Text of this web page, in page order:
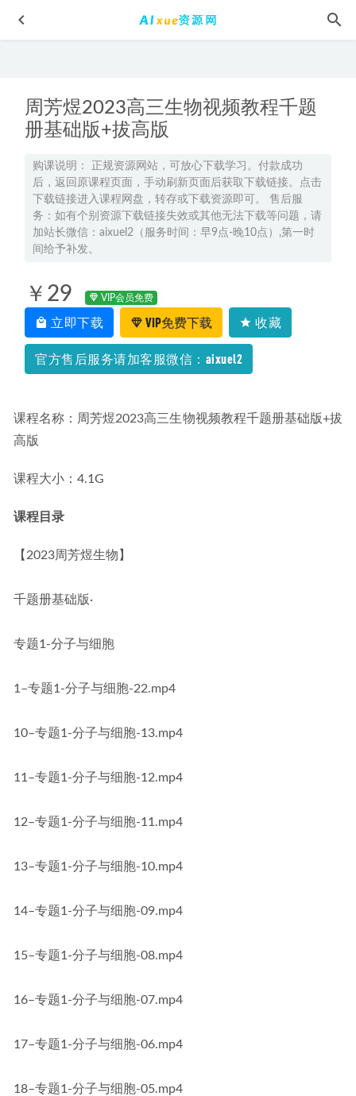
周芳煜2023高三生物视频教程千题
册基础版+拔高版
购课说明： 正规资源网站，可放心下载学习。付款成功
后，返回原课程页面，手动刷新页面后获取下载链接。点击
下载链接进入课程网盘，转存或下载资源即可。 售后服
务：如有个别资源下载链接失效或其他无法下载等问题，请
加站长微信：aixuel2（服务时间：早9点-晚10点）,第一时
间给予补发。
￥29 VIP会员免费
立即下载 VIP免费下载 收藏
官方售后服务请加客服微信：aixuel2
课程名称：周芳煜2023高三生物视频教程千题册基础版+拔
高版
课程大小：4.1G
课程目录
【2023周芳煜生物】
千题册基础版·
专题1-分子与细胞
1–专题1-分子与细胞-22.mp4
10–专题1-分子与细胞-13.mp4
11–专题1-分子与细胞-12.mp4
12–专题1-分子与细胞-11.mp4
13–专题1-分子与细胞-10.mp4
14–专题1-分子与细胞-09.mp4
15–专题1-分子与细胞-08.mp4
16–专题1-分子与细胞-07.mp4
17–专题1-分子与细胞-06.mp4
18–专题1-分子与细胞-05.mp4
2023高中数学网课教程【谭梦云】高三数学复习学习资料
a+视频教程+讲义（暑假班） 2022-08-15
2022年高中网课资源教程，高考学习资料更新 2022-04-30
意大利语初级入门到中级mp3音频教程+学习软件，5.62G百度
2025康冲高一化学a+暑假班+秋季班网课教程
2025成功高三化学a+二轮复习寒假班网课教程 2025-01-30